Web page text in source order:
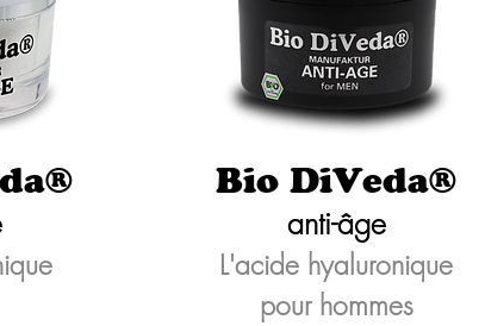
Bio DiVeda®
anti-âge
L'acide hyaluronique
pour hommes